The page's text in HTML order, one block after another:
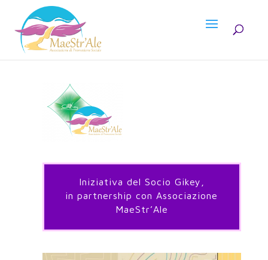
Iniziativa del Socio Gikey,
in partnership con Associazione
MaeStr’Ale